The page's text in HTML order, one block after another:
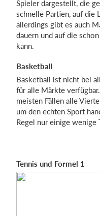
Spieler dargestellt, die
schnelle Partien, auf die
allerdings gibt es auch
dauern und auf die
kann.
Basketball
Basketball ist nicht bei
für alle Märkte
meisten Fällen alle
um den echten Sport
Regel nur einige wenige
Tennis und Formel 1